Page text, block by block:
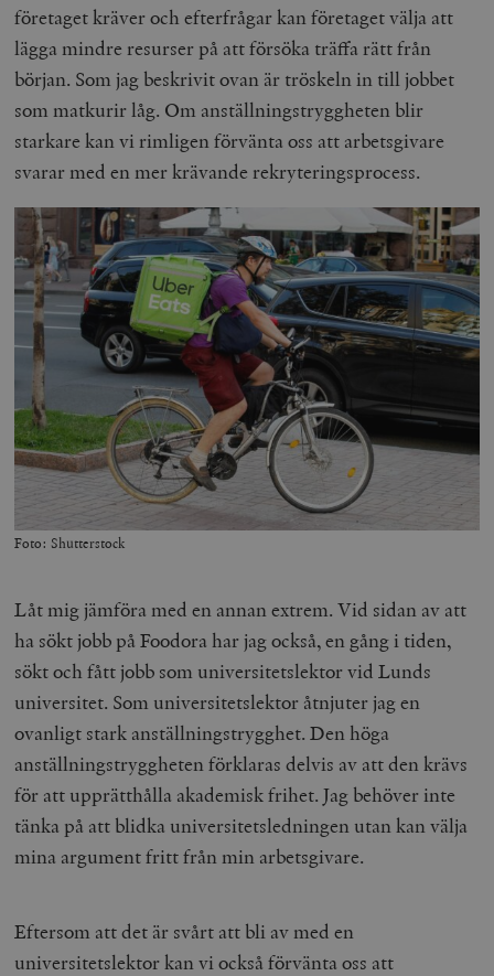
företaget kräver och efterfrågar kan företaget välja att
lägga mindre resurser på att försöka träffa rätt från
början. Som jag beskrivit ovan är tröskeln in till jobbet
som matkurir låg. Om anställningstryggheten blir
starkare kan vi rimligen förvänta oss att arbetsgivare
svarar med en mer krävande rekryteringsprocess.
Foto: Shutterstock
Låt mig jämföra med en annan extrem. Vid sidan av att
ha sökt jobb på Foodora har jag också, en gång i tiden,
sökt och fått jobb som universitetslektor vid Lunds
universitet. Som universitetslektor åtnjuter jag en
ovanligt stark anställningstrygghet. Den höga
anställningstryggheten förklaras delvis av att den krävs
för att upprätthålla akademisk frihet. Jag behöver inte
tänka på att blidka universitetsledningen utan kan välja
mina argument fritt från min arbetsgivare.
Eftersom att det är svårt att bli av med en
universitetslektor kan vi också förvänta oss att